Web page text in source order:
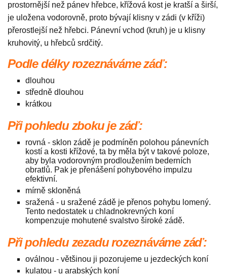
prostornější než pánev hřebce, křížová kost je kratší a širší,
je uložena vodorovně, proto bývají klisny v zádi (v kříži)
přerostlejší než hřebci. Pánevní vchod (kruh) je u klisny
kruhovitý, u hřebců srdčitý.
Podle délky rozeznáváme záď:
dlouhou
středně dlouhou
krátkou
Při pohledu zboku je záď:
rovná - sklon zádě je podmíněn polohou pánevních
kostí a kosti křížové, ta by měla být v takové poloze,
aby byla vodorovným prodloužením bederních
obratlů. Pak je přenášení pohybového impulzu
efektivní.
mírně skloněná
sražená - u sražené zádě je přenos pohybu lomený.
Tento nedostatek u chladnokrevných koní
kompenzuje mohutené svalstvo široké zádě.
Při pohledu zezadu rozeznáváme záď:
oválnou - většinou ji pozorujeme u jezdeckých koní
kulatou - u arabských koní